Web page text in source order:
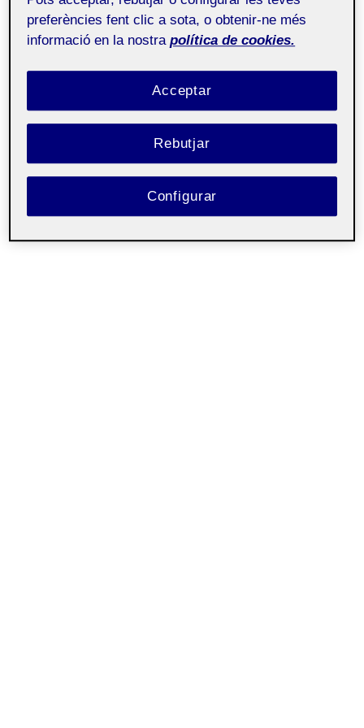
impressió 3D
0 COMENTARIS
preferències fent clic a sota, o obtenir-ne més
informació en la nostra política de cookies.
Rebutjar
Acceptar
Configurar